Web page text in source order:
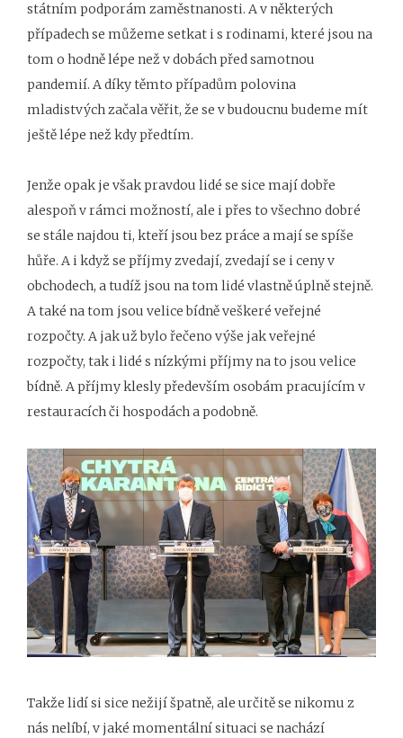
státním podporám zaměstnanosti. A v některých
případech se můžeme setkat i s rodinami, které jsou na
tom o hodně lépe než v dobách před samotnou
pandemií. A díky těmto případům polovina
mladistvých začala věřit, že se v budoucnu budeme mít
ještě lépe než kdy předtím.
Jenže opak je však pravdou lidé se sice mají dobře
alespoň v rámci možností, ale i přes to všechno dobré
se stále najdou ti, kteří jsou bez práce a mají se spíše
hůře. A i když se příjmy zvedají, zvedají se i ceny v
obchodech, a tudíž jsou na tom lidé vlastně úplně stejně.
A také na tom jsou velice bídně veškeré veřejné
rozpočty. A jak už bylo řečeno výše jak veřejné
rozpočty, tak i lidé s nízkými příjmy na to jsou velice
bídně. A příjmy klesly především osobám pracujícím v
restauracích či hospodách a podobně.
Takže lidí si sice nežijí špatně, ale určitě se nikomu z
nás nelíbí, v jaké momentální situaci se nachází